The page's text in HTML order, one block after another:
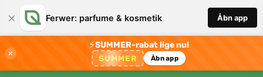
× Ferwer: parfume & kosmetik Åbn app
×
⚡SUMMER-rabat lige nu!
SUMMER Åbn app